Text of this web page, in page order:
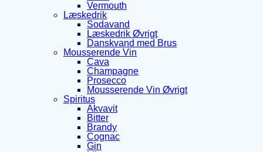
Vermouth
Læskedrik
Sodavand
Læskedrik Øvrigt
Danskvand med Brus
Mousserende Vin
Cava
Champagne
Prosecco
Mousserende Vin Øvrigt
Spiritus
Akvavit
Bitter
Brandy
Cognac
Gin